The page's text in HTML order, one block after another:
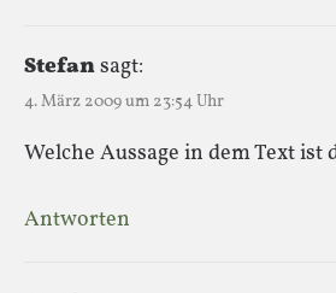
Stefansagt:
4. März 2009 um 23:54 Uhr
Welche Aussage in dem Text ist
Antworten